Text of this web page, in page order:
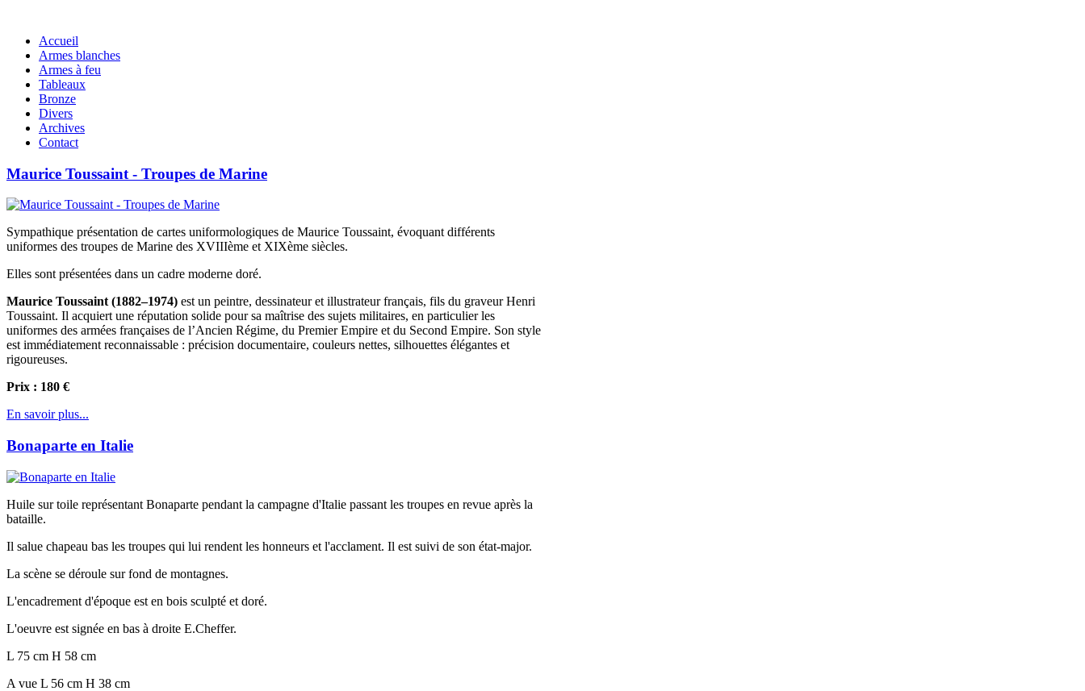
Accueil
Armes blanches
Armes à feu
Tableaux
Bronze
Divers
Archives
Contact
Maurice Toussaint - Troupes de Marine
Sympathique présentation de cartes uniformologiques de Maurice Toussaint, évoquant différents
uniformes des troupes de Marine des XVIIIème et XIXème siècles.
Elles sont présentées dans un cadre moderne doré.
Maurice Toussaint (1882–1974) est un peintre, dessinateur et illustrateur français, fils du graveur Henri
Toussaint. Il acquiert une réputation solide pour sa maîtrise des sujets militaires, en particulier les
uniformes des armées françaises de l’Ancien Régime, du Premier Empire et du Second Empire. Son style
est immédiatement reconnaissable : précision documentaire, couleurs nettes, silhouettes élégantes et
rigoureuses.
Prix : 180 €
En savoir plus...
Bonaparte en Italie
Huile sur toile représentant Bonaparte pendant la campagne d'Italie passant les troupes en revue après la
bataille.
Il salue chapeau bas les troupes qui lui rendent les honneurs et l'acclament. Il est suivi de son état-major.
La scène se déroule sur fond de montagnes.
L'encadrement d'époque est en bois sculpté et doré.
L'oeuvre est signée en bas à droite E.Cheffer.
L 75 cm H 58 cm
A vue L 56 cm H 38 cm